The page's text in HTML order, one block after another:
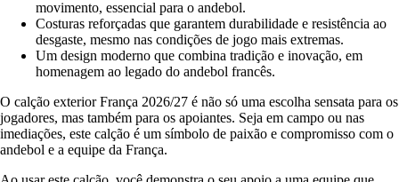
movimento, essencial para o andebol.
Costuras reforçadas que garantem durabilidade e resistência ao
desgaste, mesmo nas condições de jogo mais extremas.
Um design moderno que combina tradição e inovação, em
homenagem ao legado do andebol francês.
O calção exterior França 2026/27 é não só uma escolha sensata para os
jogadores, mas também para os apoiantes. Seja em campo ou nas
imediações, este calção é um símbolo de paixão e compromisso com o
andebol e a equipe da França.